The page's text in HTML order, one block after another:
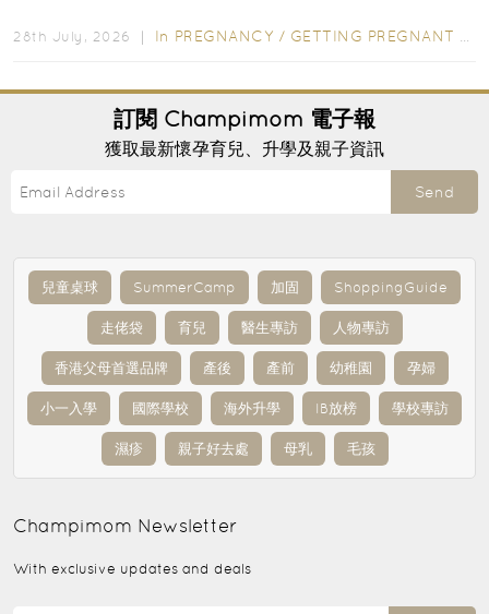
28th July, 2026 ｜ In PREGNANCY / GETTING PREGNANT
訂閱 Champimom 電子報
獲取最新懷孕育兒、升學及親子資訊
Send
兒童桌球 SummerCamp 加固 ShoppingGuide
走佬袋 育兒 醫生專訪 人物專訪
香港父母首選品牌 產後 產前 幼稚園 孕婦
小一入學 國際學校 海外升學 IB放榜 學校專訪
濕疹 親子好去處 母乳 毛孩
Champimom Newsletter
With exclusive updates and deals